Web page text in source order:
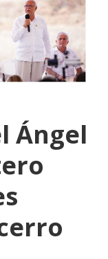
Ángel